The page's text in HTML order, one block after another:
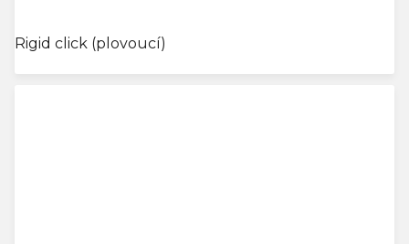
Rigid click (plovoucí)